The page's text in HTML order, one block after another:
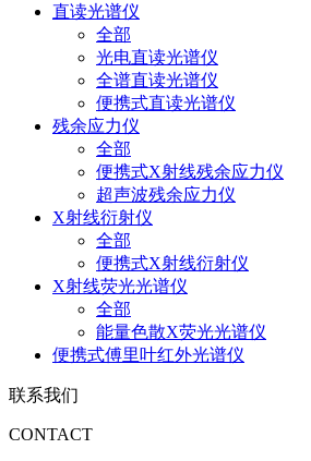
直读光谱仪
全部
光电直读光谱仪
全谱直读光谱仪
便携式直读光谱仪
残余应力仪
全部
便携式X射线残余应力仪
超声波残余应力仪
X射线衍射仪
全部
便携式X射线衍射仪
X射线荧光光谱仪
全部
能量色散X荧光光谱仪
便携式傅里叶红外光谱仪
联系我们
CONTACT